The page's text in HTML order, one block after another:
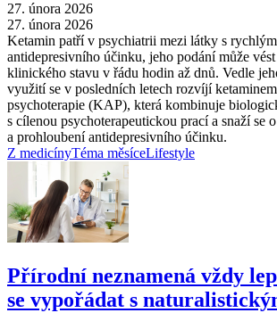
27. února 2026
27. února 2026
Ketamin patří v psychiatrii mezi látky s
antidepresivního účinku, jeho podání může
klinického stavu v řádu hodin až dnů. Vedle
využití se v posledních letech rozvíjí
psychoterapie (KAP), která kombinuje
s cílenou psychoterapeutickou prací a snaží se
a prohloubení antidepresivního účinku.
Z medicínyTéma měsíceLifestyle
Přírodní neznamená vždy
se vypořádat s